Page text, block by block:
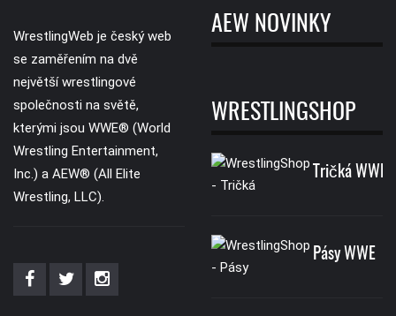
WrestlingWeb je český web
se zaměřením na dvě
největší wrestlingové
společnosti na světě,
kterými jsou WWE® (World
Wrestling Entertainment,
Inc.) a AEW® (All Elite
Wrestling, LLC).
AEW NOVINKY
WRESTLINGSHOP
Tričká WWE
Pásy WWE